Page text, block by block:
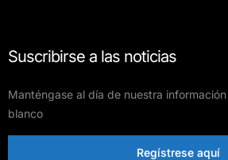
Suscribirse a las noticias
Manténgase al día de nuestra
blanco
Regístrese aquí